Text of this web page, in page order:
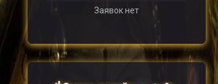
Заявок нет